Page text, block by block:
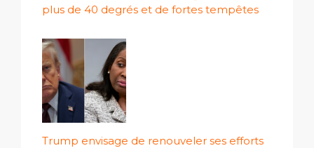
plus de 40 degrés et de fortes tempêtes
Trump envisage de renouveler ses efforts